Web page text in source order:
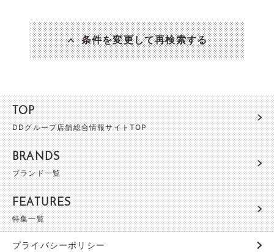
条件を変更して再検索する
TOP
DDグループ店舗総合情報サイトTOP
BRANDS
ブランド一覧
FEATURES
特集一覧
プライバシーポリシー